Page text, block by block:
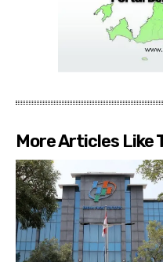
More Articles Like